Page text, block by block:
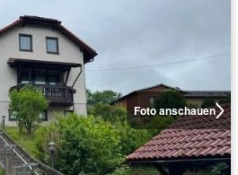
Foto anschauen